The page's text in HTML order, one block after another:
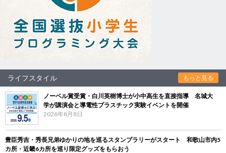
ライフスタイル もっと見る
ノーベル賞受賞・白川英樹博士が小中高生を直接指導 名城大
学が講演会と導電性プラスチック実験イベントを開催
2026年8月8日
豊臣秀吉・秀長兄弟ゆかりの地を巡るスタンプラリーがスタート 和歌山市内5
カ所・近畿6カ所を巡り限定グッズをもらおう